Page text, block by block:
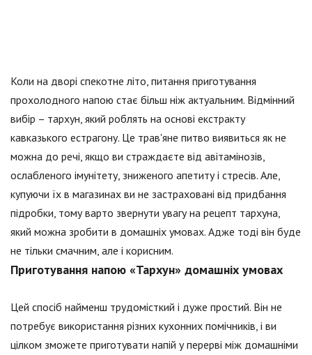
Коли на дворі спекотне літо, питання приготування
прохолодного напою стає більш ніж актуальним. Відмінний
вибір – тархун, який роблять на основі екстракту
кавказького естрагону. Це трав'яне питво виявиться як не
можна до речі, якщо ви страждаєте від авітамінозів,
ослабленого імунітету, зниженого апетиту і стресів. Але,
купуючи їх в магазинах ви не застраховані від придбання
підробки, тому варто звернути увагу на рецепт тархуна,
який можна зробити в домашніх умовах. Адже тоді він буде
не тільки смачним, але і корисним.
Приготування напою «Тархун» домашніх умовах
Цей спосіб найменш трудомісткий і дуже простий. Він не
потребує використання різних кухонних помічників, і ви
цілком зможете приготувати напій у перерві між домашніми